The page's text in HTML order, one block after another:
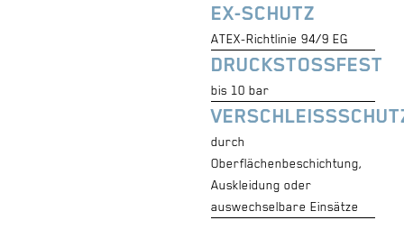
EX-SCHUTZ
ATEX-Richtlinie 94/9 EG
DRUCKSTOSSFEST
bis 10 bar
durch
Oberflächenbeschichtung,
Auskleidung oder
auswechselbare Einsätze